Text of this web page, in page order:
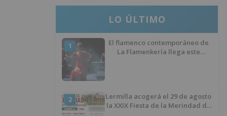
LO ÚLTIMO
1
El flamenco contemporáneo de
La Flamenkería llega este
2
Lermilla acogerá el 29 de agosto
la XXIX Fiesta de la Merindad de